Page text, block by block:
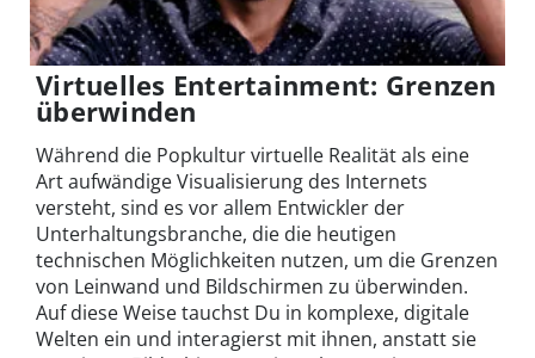
Virtuelles Entertainment: Grenzen
überwinden
Während die Popkultur virtuelle Realität als eine
Art aufwändige Visualisierung des Internets
versteht, sind es vor allem Entwickler der
Unterhaltungsbranche, die die heutigen
technischen Möglichkeiten nutzen, um die Grenzen
von Leinwand und Bildschirmen zu überwinden.
Auf diese Weise tauchst Du in komplexe, digitale
Welten ein und interagierst mit ihnen, anstatt sie